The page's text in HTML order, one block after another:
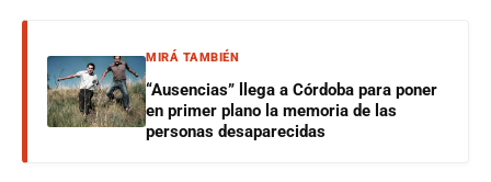
MIRÁ TAMBIÉN
“Ausencias” llega a Córdoba para poner
en primer plano la memoria de las
personas desaparecidas